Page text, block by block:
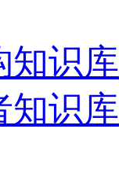
知识库
知识库